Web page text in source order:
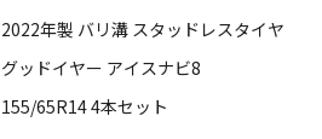
2022年製 バリ溝 スタッドレスタイヤ
グッドイヤー アイスナビ8
155/65R14 4本セット